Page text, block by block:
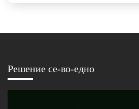
Решение се-во-едно